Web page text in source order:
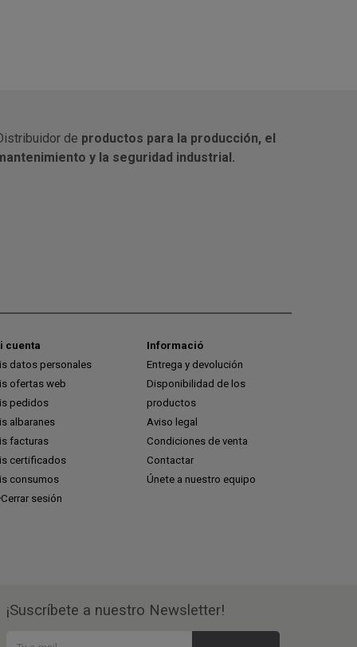
de productos para la producción, el
y la seguridad industrial.
cuenta
datos personales
ofertas web
pedidos
albaranes
facturas
certificados
consumos
Cerrar sesión
Informació
Entrega y devolución
Disponibilidad de los
productos
Aviso legal
Condiciones de venta
Contactar
Únete a nuestro equipo
¡Suscríbete a nuestro Newsletter!